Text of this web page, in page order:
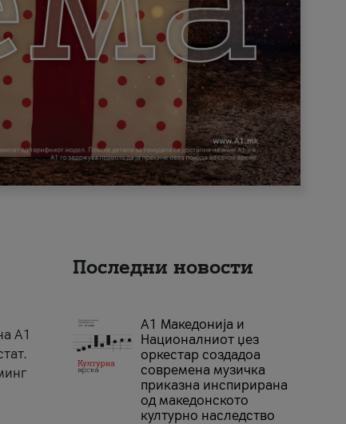
A1
Последни новости
А1 Македонија и
Националниот џез
оркестар создадоа
современа музичка
приказна инспирирана
од македонското
културно наследство